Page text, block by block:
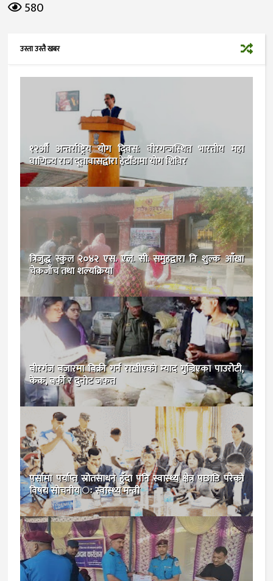
580
उस्ता उस्तै खबर
१२औँ अन्तर्राष्ट्रिय योग दिवस: वीरगन्जस्थित भारतीय महा
वाणिज्य राज दूतावासद्वारा हेटौँडामा योग शिविर
त्रिजुद्ध स्कुल २०४२ एस. एल. सी. समुहद्वारा नि शुल्क आँखा
चेकजाँच तथा शल्यक्रिया
बीरगंज बजारमा बिक्री गर्न राखीएकाे म्याद गुज्रिएका पाउरोटी,
केक, बर्फी र दुनोट जफत
पर्सामा पर्याप्त स्रोतसाधन हुँदा पनि स्वास्थ्य क्षेत्र पछाडि परेको
विषय सोचनीय ः स्वास्थ्य मन्त्री